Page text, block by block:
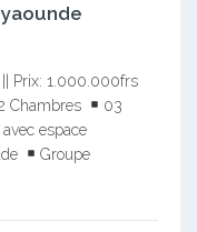
Prix: 1.000.000frs
Chambres
03
espace
Groupe